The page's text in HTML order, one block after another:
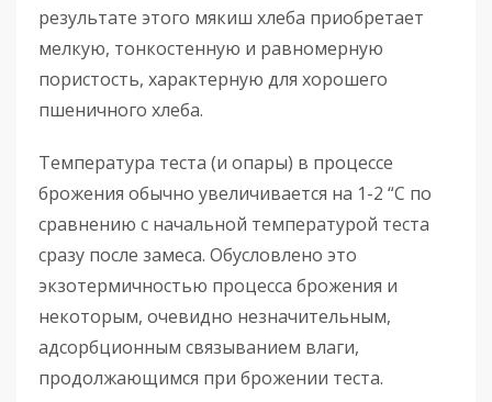
результате этого мякиш хлеба приобретает
мелкую, тонкостенную и равномерную
пористость, характерную для хорошего
пшеничного хлеба.
Температура теста (и опары) в процессе
брожения обычно увеличивается на 1-2 “С по
сравнению с начальной температурой теста
сразу после замеса. Обусловлено это
экзотермичностью процесса брожения и
некоторым, очевидно незначительным,
адсорбционным связыванием влаги,
продолжающимся при брожении теста.